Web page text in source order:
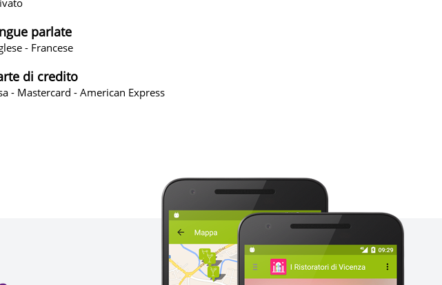
parlate
- Francese
di credito
- Mastercard - American Express